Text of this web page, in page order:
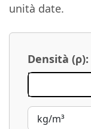
unità date.
Densità (ρ):